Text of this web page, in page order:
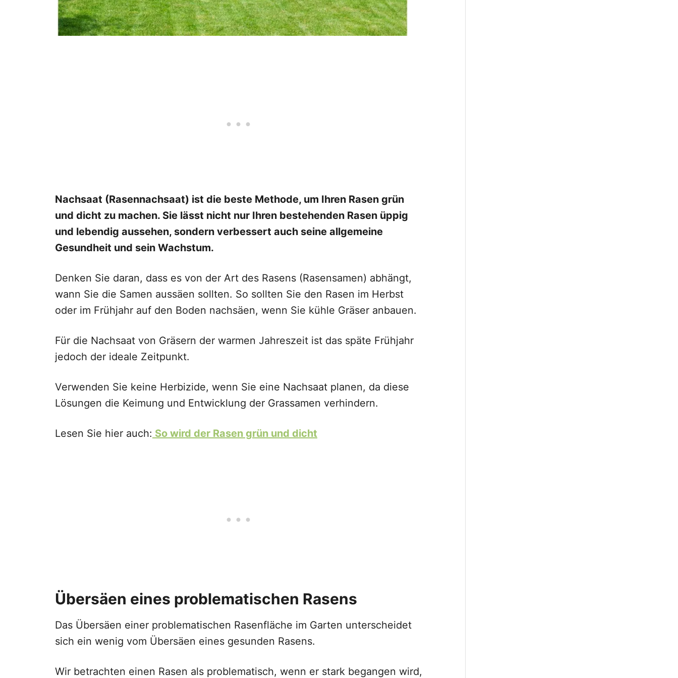
Nachsaat (Rasennachsaat) ist die beste Methode, um Ihren Rasen grün
und dicht zu machen. Sie lässt nicht nur Ihren bestehenden Rasen üppig
und lebendig aussehen, sondern verbessert auch seine allgemeine
Gesundheit und sein Wachstum.
Denken Sie daran, dass es von der Art des Rasens (Rasensamen) abhängt,
wann Sie die Samen aussäen sollten. So sollten Sie den Rasen im Herbst
oder im Frühjahr auf den Boden nachsäen, wenn Sie kühle Gräser anbauen.
Für die Nachsaat von Gräsern der warmen Jahreszeit ist das späte Frühjahr
jedoch der ideale Zeitpunkt.
Verwenden Sie keine Herbizide, wenn Sie eine Nachsaat planen, da diese
Lösungen die Keimung und Entwicklung der Grassamen verhindern.
Lesen Sie hier auch: So wird der Rasen grün und dicht
Übersäen eines problematischen Rasens
Das Übersäen einer problematischen Rasenfläche im Garten unterscheidet
sich ein wenig vom Übersäen eines gesunden Rasens.
Wir betrachten einen Rasen als problematisch, wenn er stark begangen wird,